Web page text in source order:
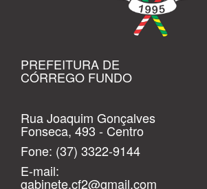
PREFEITURA DE
CÓRREGO FUNDO
Rua Joaquim Gonçalves
Fonseca, 493 - Centro
Fone: (37) 3322-9144
E-mail:
gabinete.cf2@gmail.com